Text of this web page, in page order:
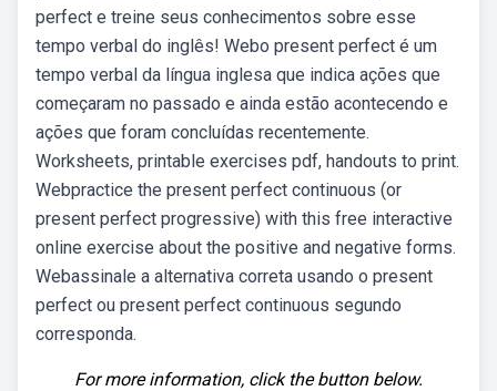
perfect e treine seus conhecimentos sobre esse
tempo verbal do inglês! Webo present perfect é um
tempo verbal da língua inglesa que indica ações que
começaram no passado e ainda estão acontecendo e
ações que foram concluídas recentemente.
Worksheets, printable exercises pdf, handouts to print.
Webpractice the present perfect continuous (or
present perfect progressive) with this free interactive
online exercise about the positive and negative forms.
Webassinale a alternativa correta usando o present
perfect ou present perfect continuous segundo
corresponda.
For more information, click the button below.